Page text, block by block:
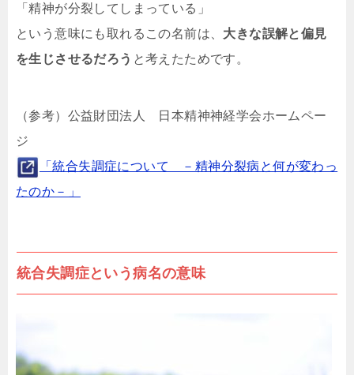
「精神が分裂してしまっている」
という意味にも取れるこの名前は、 大きな誤解と偏見
を生じさせるだろう と考えたためです。
（参考）公益財団法人 日本精神神経学会ホームペー
ジ
「統合失調症について －精神分裂病と何が変わっ
たのか－」
統合失調症という病名の意味